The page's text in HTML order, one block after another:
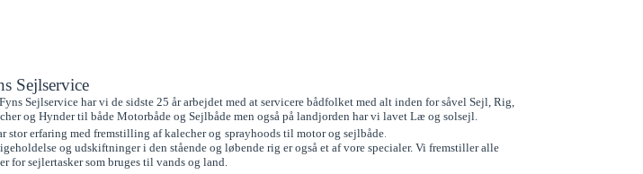
Sejlservice
Sejlservice har vi de sidste 25 år arbejdet med at servicere bådfolket med alt inden for såvel Sejl, Rig,
og Hynder til både Motorbåde og Sejlbåde men også på landjorden har vi lavet Læ og solsejl.
stor erfaring med fremstilling af kalecher og sprayhoods til motor og sejlbåde.
og udskiftninger i den stående og løbende rig er også et af vore specialer. Vi fremstiller alle
for sejlertasker som bruges til vands og land.